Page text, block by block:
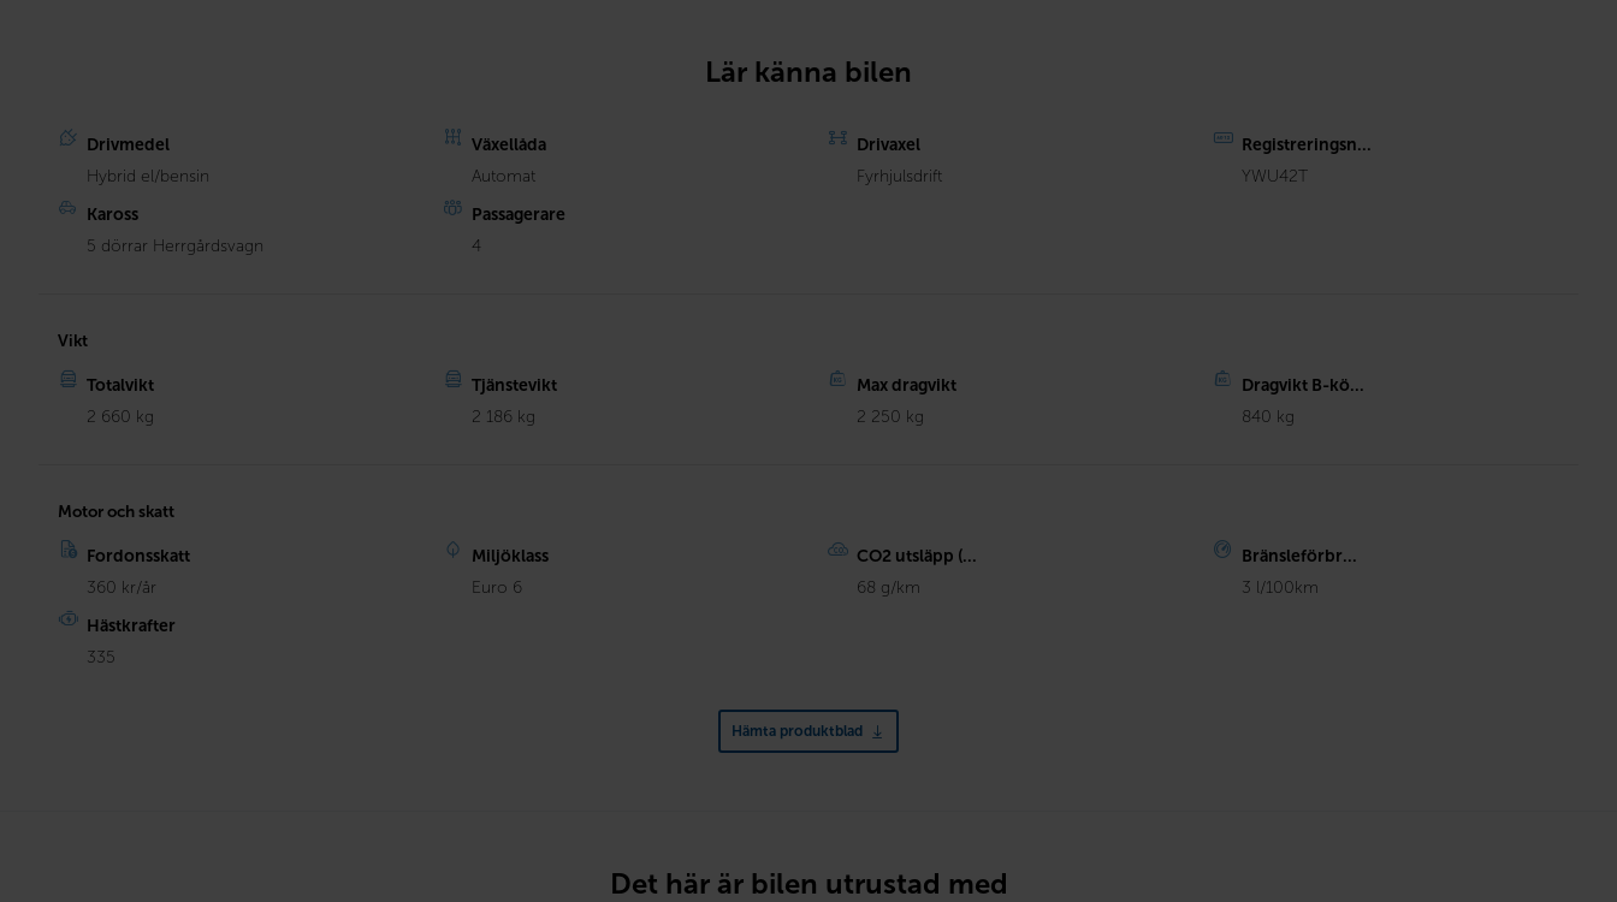
Lär känna bilen
Drivmedel
Hybrid el/bensin
Växellåda
Automat
Drivaxel
Fyrhjulsdrift
Registreringsn...
YWU42T
Kaross
5 dörrar Herrgårdsvagn
Passagerare
4
Vikt
Totalvikt
2 660 kg
Tjänstevikt
2 186 kg
Max dragvikt
2 250 kg
Dragvikt B-kö...
840 kg
Motor och skatt
Fordonsskatt
360 kr/år
Miljöklass
Euro 6
CO2 utsläpp (...
68 g/km
Bränsleförbr...
3 l/100km
Hästkrafter
335
Hämta produktblad
Det här är bilen utrustad med